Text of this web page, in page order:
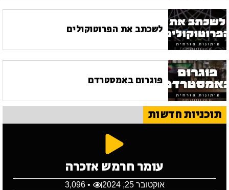
לשכתב את הפרוטוקולים
פוגרום באמסטרדם
תוכניות חדשות
עומר חרמש אזכרה
אוקטובר 25, 2024 • 3,096